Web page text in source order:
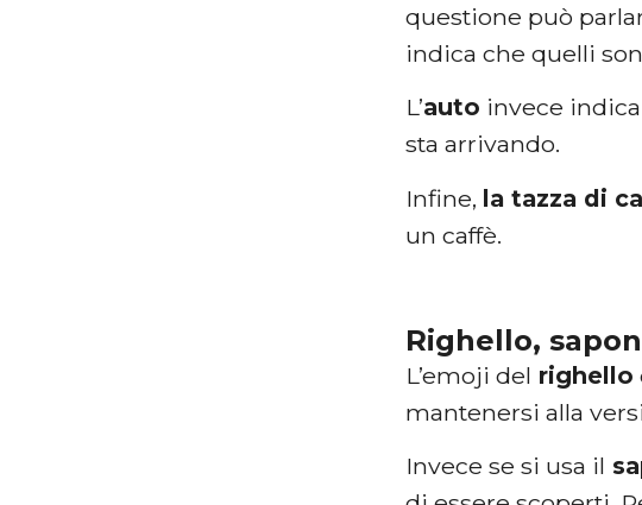
questione può
indica che quelli
L’auto invece
sta arrivando.
Infine, la tazza di
un caffè.
Righello,
L’emoji del righello
mantenersi alla
Invece se si usa il